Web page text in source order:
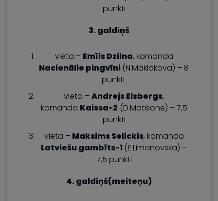
punkti
3. galdiņš
vieta – Emīls Dzilna, komanda
Nacionālie pingvīni (N.Maklakova) – 8
punkti
vieta –Andrejs Elsbergs,
komanda Kaissa-2 (D.Matisone) – 7,5
punkti
vieta – Maksims Selickis, komanda
Latviešu gambīts-1 (E.Limanovska) –
7,5 punkti
4. galdiņš(meiteņu)